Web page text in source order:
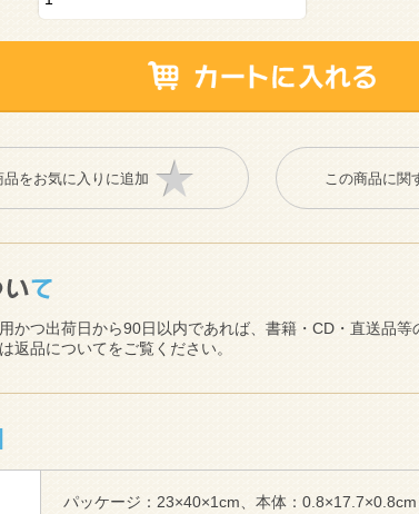
品をお気に入りに追加 この商品に関
かつ出荷日から90日以内であれば、書籍・CD・直送品等
返品についてをご覧ください。
パッケージ：23×40×1cm、本体：0.8×17.7×0.8cm